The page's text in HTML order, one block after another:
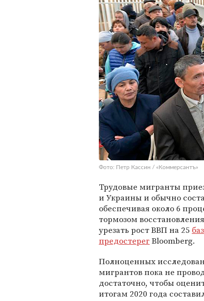
Фото: Петр Кассин / «Коммерсантъ»
Трудовые мигранты
и Украины и обычно
обеспечивая около 6
тормозом
урезать рост ВВП на 25
предостерег Bloomberg.
Полноценных
мигрантов пока не
достаточно, чтобы
итогам 2020 года